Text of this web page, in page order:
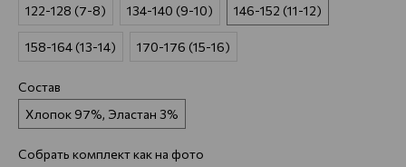
122-128 (7-8)
134-140 (9-10) 146-152 (11-12)
158-164 (13-14) 170-176 (15-16)
Состав
Хлопок 97%, Эластан 3%
Собрать комплект как на фото